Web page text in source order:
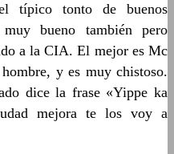
típico tonto de buenos
bueno también pero
a la CIA. El mejor es Mc
y es muy chistoso.
dice la frase «Yippe ka
mejora te los voy a